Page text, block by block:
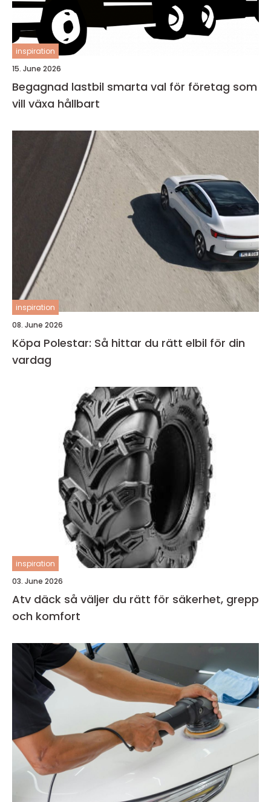
inspiration
15. June 2026
Begagnad lastbil smarta val för företag som
vill växa hållbart
inspiration
08. June 2026
Köpa Polestar: Så hittar du rätt elbil för din
vardag
inspiration
03. June 2026
Atv däck så väljer du rätt för säkerhet, grepp
och komfort